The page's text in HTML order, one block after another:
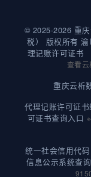
© 2025-2026 重
税） 版权所有渝
理记账许可证书
查看
重庆云析
代理记账许可证
可证书查询入口
统一社会信用代
信息公示系统查